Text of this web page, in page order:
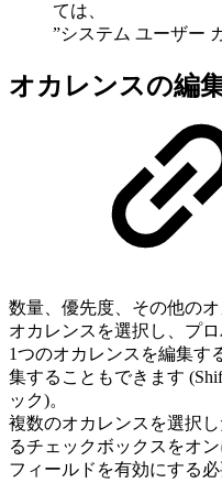
ては、
”システム ユーザー
オカレンスの編
数量、優先度、その他の
オカレンスを選択し、プ
1つのオカレンスを編集す
集することもできます
ック)。
複数のオカレンスを選択
るチェックボックスをオン
フィールドを有効にする必